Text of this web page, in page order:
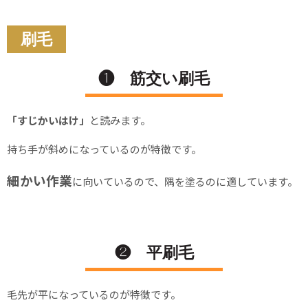
刷毛
❶ 筋交い刷毛
「すじかいはけ」 と読みます。
持ち手が斜めになっているのが特徴です。
細かい作業に向いているので、隅を塗るのに適しています。
❷ 平刷毛
毛先が平になっているのが特徴です。